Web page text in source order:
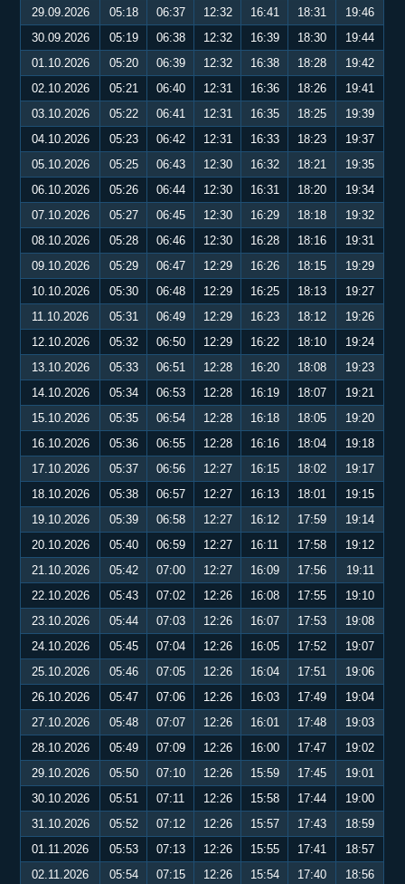
29.09.2026
05:18 06:37 12:32 16:41 18:31
19:46
30.09.2026
05:19 06:38 12:32 16:39 18:30
19:44
01.10.2026
05:20 06:39 12:32 16:38 18:28
19:42
02.10.2026
05:21 06:40 12:31 16:36 18:26
19:41
03.10.2026
05:22 06:41 12:31 16:35 18:25
19:39
04.10.2026
05:23 06:42 12:31 16:33 18:23
19:37
05.10.2026
05:25 06:43 12:30 16:32 18:21
19:35
06.10.2026
05:26 06:44 12:30 16:31 18:20
19:34
07.10.2026
05:27 06:45 12:30 16:29 18:18
19:32
08.10.2026
05:28 06:46 12:30 16:28 18:16
19:31
09.10.2026
05:29 06:47 12:29 16:26 18:15
19:29
10.10.2026
05:30 06:48 12:29 16:25 18:13
19:27
11.10.2026
05:31 06:49 12:29 16:23 18:12
19:26
12.10.2026
05:32 06:50 12:29 16:22 18:10
19:24
13.10.2026
05:33 06:51 12:28 16:20 18:08
19:23
14.10.2026
05:34 06:53 12:28 16:19 18:07
19:21
15.10.2026
05:35 06:54 12:28 16:18 18:05
19:20
16.10.2026
05:36 06:55 12:28 16:16 18:04
19:18
17.10.2026
05:37 06:56 12:27 16:15 18:02
19:17
18.10.2026
05:38 06:57 12:27 16:13 18:01
19:15
19.10.2026
05:39 06:58 12:27 16:12 17:59
19:14
20.10.2026
05:40 06:59 12:27 16:11 17:58
19:12
21.10.2026
05:42 07:00 12:27 16:09 17:56
19:11
22.10.2026
05:43 07:02 12:26 16:08 17:55
19:10
23.10.2026
05:44 07:03 12:26 16:07 17:53
19:08
24.10.2026
05:45 07:04 12:26 16:05 17:52
19:07
25.10.2026
05:46 07:05 12:26 16:04 17:51
19:06
26.10.2026
05:47 07:06 12:26 16:03 17:49
19:04
27.10.2026
05:48 07:07 12:26 16:01 17:48
19:03
28.10.2026
05:49 07:09 12:26 16:00 17:47
19:02
29.10.2026
05:50 07:10 12:26 15:59 17:45
19:01
30.10.2026
05:51 07:11 12:26 15:58 17:44
19:00
31.10.2026
05:52 07:12 12:26 15:57 17:43
18:59
01.11.2026
05:53 07:13 12:26 15:55 17:41
18:57
02.11.2026
05:54 07:15 12:26 15:54 17:40 18:56